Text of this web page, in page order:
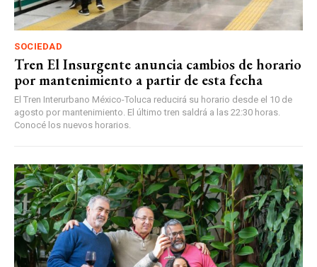
SOCIEDAD
Tren El Insurgente anuncia cambios de horario
por mantenimiento a partir de esta fecha
El Tren Interurbano México-Toluca reducirá su horario desde el 10 de
agosto por mantenimiento. El último tren saldrá a las 22:30 horas.
Conocé los nuevos horarios.